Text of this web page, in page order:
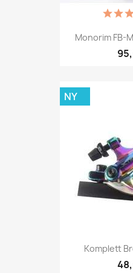
Monorim FB-
Komplett
NY